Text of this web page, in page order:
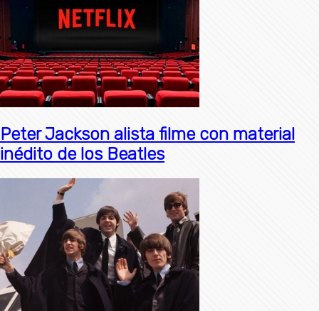
Peter Jackson alista filme con material
inédito de los Beatles